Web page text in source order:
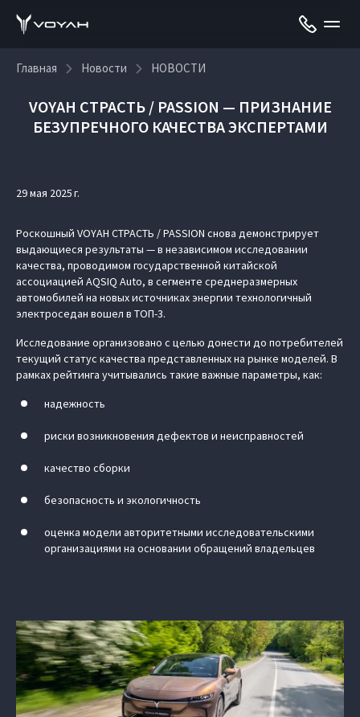
Главная Новости НОВОСТИ
VOYAH СТРАСТЬ / PASSION — ПРИЗНАНИЕ
БЕЗУПРЕЧНОГО КАЧЕСТВА ЭКСПЕРТАМИ
29 мая 2025 г.
Роскошный VOYAH СТРАСТЬ / PASSION снова демонстрирует
выдающиеся результаты — в независимом исследовании
качества, проводимом государственной китайской
ассоциацией AQSIQ Auto, в сегменте среднеразмерных
автомобилей на новых источниках энергии технологичный
электроседан вошел в ТОП-3.
Исследование организовано с целью донести до потребителей
текущий статус качества представленных на рынке моделей. В
рамках рейтинга учитывались такие важные параметры, как:
надежность
риски возникновения дефектов и неисправностей
качество сборки
безопасность и экологичность
оценка модели авторитетными исследовательскими
организациями на основании обращений владельцев